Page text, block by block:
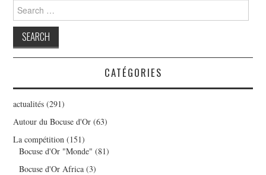
for:
CATÉGORIES
actualités (291)
Autour du Bocuse d'Or (63)
La compétition (151)
Bocuse d'Or "Monde" (81)
Bocuse d'Or Africa (3)